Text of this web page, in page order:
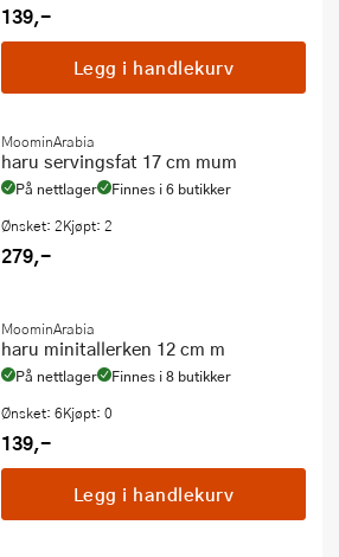
139,-
Legg i handlekurv
MoominArabia
haru servingsfat 17 cm mum
På nettlager Finnes i 6 butikker
Ønsket: 2Kjøpt: 2
279,-
MoominArabia
haru minitallerken 12 cm m
På nettlager Finnes i 8 butikker
Ønsket: 6Kjøpt: 0
139,-
Legg i handlekurv